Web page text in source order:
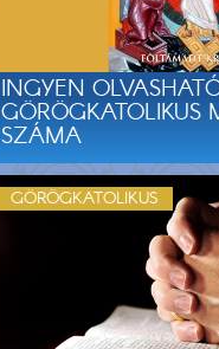
INGYEN
GÖRÖGKATOLIKUS
SZÁMA
GÖRÖGKATOLIKUS